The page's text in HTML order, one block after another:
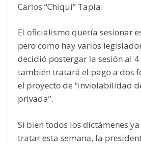
Carlos “Chiqui” Tapia.
El oficialismo quería sesionar
pero como hay varios
decidió postergar la sesión al
también tratará el pago a dos
el proyecto de “inviolabilidad
privada”.
Si bien todos los dictámenes
tratar esta semana, la